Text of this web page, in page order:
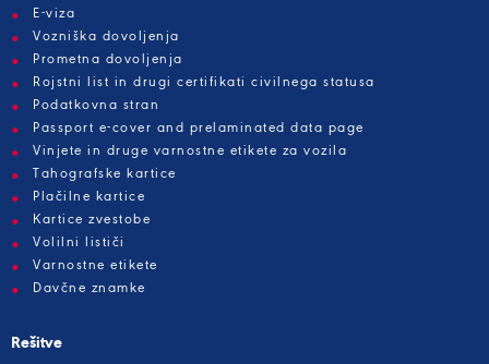
E-viza
Vozniška dovoljenja
Prometna dovoljenja
Rojstni list in drugi certifikati civilnega statusa
Podatkovna stran
Passport e-cover and prelaminated data page
Vinjete in druge varnostne etikete za vozila
Tahografske kartice
Plačilne kartice
Kartice zvestobe
Volilni lističi
Varnostne etikete
Davčne znamke
Rešitve